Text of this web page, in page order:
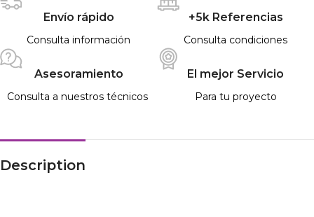
Envío rápido
Consulta información
+5k Referencias
Consulta condiciones
Asesoramiento
Consulta a nuestros técnicos
El mejor Servicio
Para tu proyecto
Description